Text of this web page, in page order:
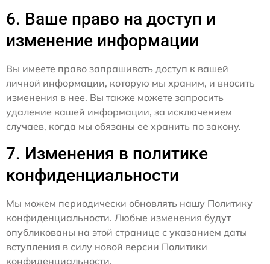
6. Ваше право на доступ и
изменение информации
Вы имеете право запрашивать доступ к вашей
личной информации, которую мы храним, и вносить
изменения в нее. Вы также можете запросить
удаление вашей информации, за исключением
случаев, когда мы обязаны ее хранить по закону.
7. Изменения в политике
конфиденциальности
Мы можем периодически обновлять нашу Политику
конфиденциальности. Любые изменения будут
опубликованы на этой странице с указанием даты
вступления в силу новой версии Политики
конфиденциальности.